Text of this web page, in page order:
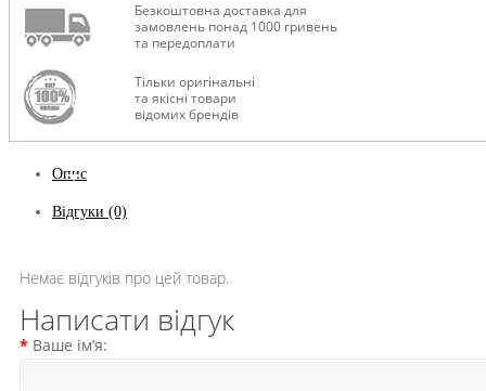
Безкоштовна доставка для
замовлень понад 1000 гривень
та передоплати
Тільки оригінальні
та якісні товари
відомих брендів
Опис
Відгуки (0)
Немає відгуків про цей товар.
Написати відгук
Ваше ім’я: